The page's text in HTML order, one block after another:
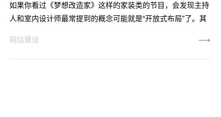
如果你看过《梦想改造家》这样的家装类的节目，会发现主持
人和室内设计师最常提到的概念可能就是“开放式布局”了。其
开始流行起来。开放式布局其实是一种有趣且功能强大的视觉
设计模式，可以帮助用户更好地浏览网页，还能合理的规避杂
网站建设